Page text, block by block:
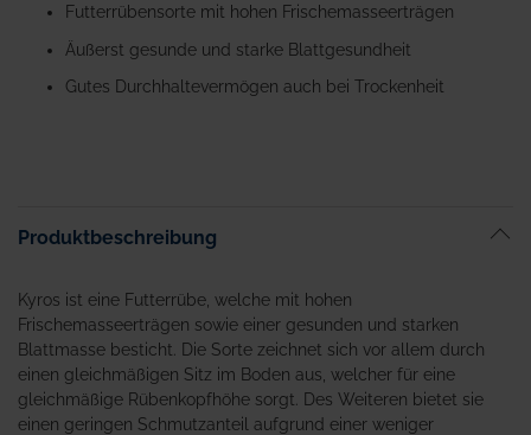
Anfang
Bildgalerie
springen
Futterrübensorte mit hohen Frischemasseerträgen
Äußerst gesunde und starke Blattgesundheit
Gutes Durchhaltevermögen auch bei Trockenheit
Produktbeschreibung
Kyros ist eine Futterrübe, welche mit hohen
Frischemasseerträgen sowie einer gesunden und starken
Blattmasse besticht. Die Sorte zeichnet sich vor allem durch
einen gleichmäßigen Sitz im Boden aus, welcher für eine
gleichmäßige Rübenkopfhöhe sorgt. Des Weiteren bietet sie
einen geringen Schmutzanteil aufgrund einer weniger